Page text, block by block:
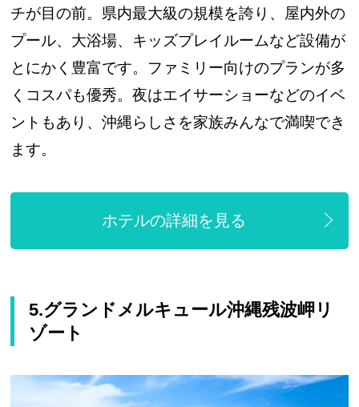
チが目の前。県内最大級の規模を誇り、屋内外の
プール、大浴場、キッズプレイルームなど設備が
とにかく豊富です。ファミリー向けのプランが多
くコスパも優秀。夜はエイサーショーなどのイベ
ントもあり、沖縄らしさを家族みんなで満喫でき
ます。
ホテルの詳細を見る
5.グランドメルキュール沖縄残波岬リ
ゾート